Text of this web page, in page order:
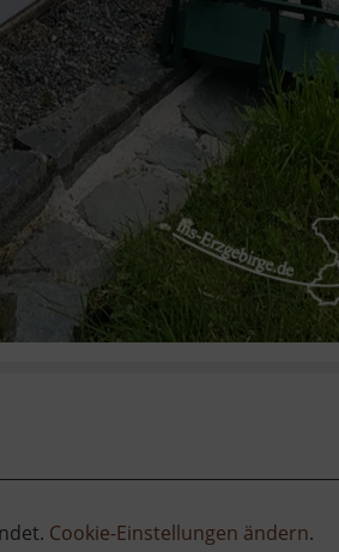
Cookie-Einstellungen ändern.